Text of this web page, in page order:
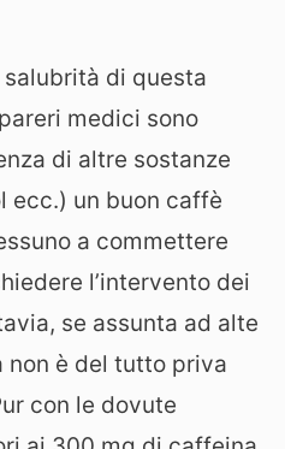
di questa
medici sono
di altre sostanze
ecc.) un buon caffè
a commettere
l’intervento dei
se assunta ad alte
non è del tutto priva
con le dovute